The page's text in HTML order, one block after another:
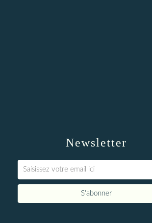
Newsletter